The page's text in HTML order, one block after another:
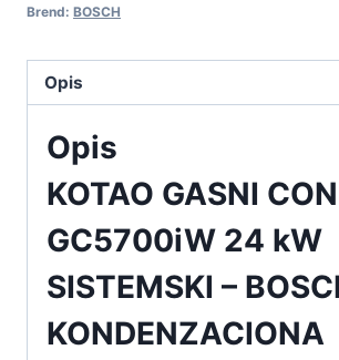
Brend: BOSCH
Opis
Opis
KOTAO GASNI
GC5700iW 24 kW
SISTEMSKI –
KONDENZACIONA